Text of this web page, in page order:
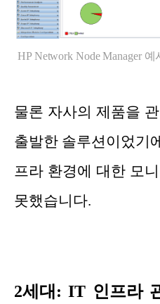
HP Network Node Manager
물론 자사의 제품을
출발한 솔루션이었기
프라 환경에 대한 모
못했습니다.
2세대: IT 인프라